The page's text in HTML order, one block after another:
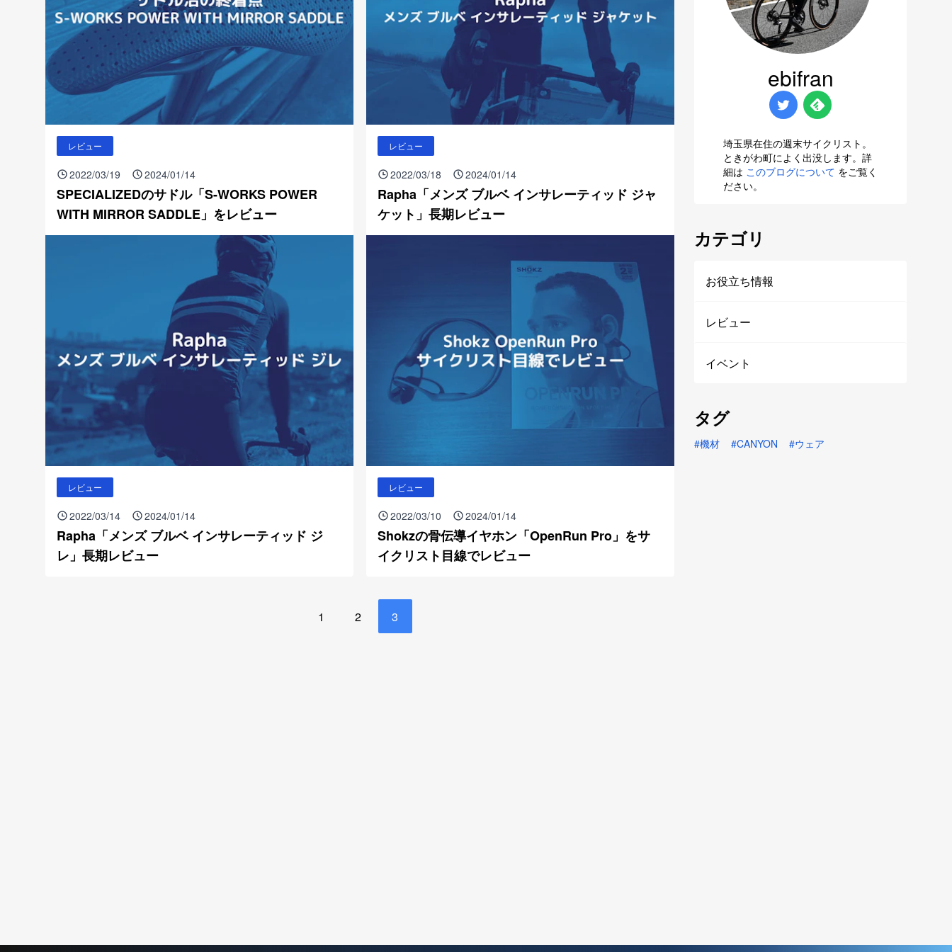
レビュー
2022/03/19 2024/01/14
SPECIALIZEDのサドル「S-WORKS POWER
WITH MIRROR SADDLE」をレビュー
レビュー
2022/03/18 2024/01/14
Rapha「メンズ ブルベ インサレーティッド ジャ
ケット」長期レビュー
レビュー
2022/03/14 2024/01/14
Rapha「メンズ ブルベ インサレーティッド ジ
レ」長期レビュー
レビュー
2022/03/10 2024/01/14
Shokzの骨伝導イヤホン「OpenRun Pro」をサ
イクリスト目線でレビュー
1 2 3
ebifran
埼玉県在住の週末サイクリスト。
ときがわ町によく出没します。詳
細は このブログについて をご覧く
ださい。
カテゴリ
お役立ち情報
レビュー
イベント
タグ
機材 CANYON ウェア